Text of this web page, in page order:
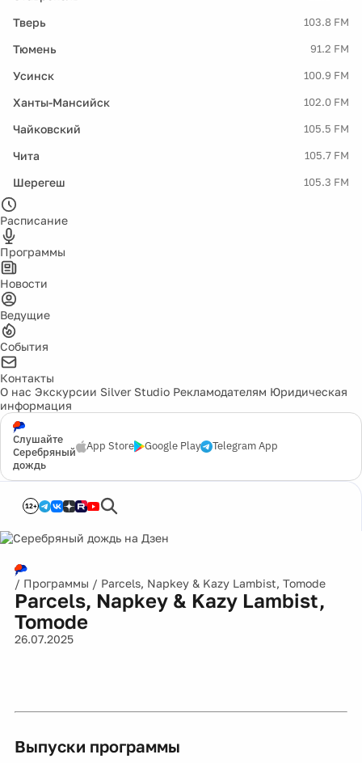
Тверь 103.8 FM
Тюмень 91.2 FM
Усинск 100.9 FM
Ханты-Мансийск 102.0 FM
Чайковский 105.5 FM
Чита 105.7 FM
Шерегеш 105.3 FM
Расписание
Программы
Новости
Ведущие
События
Контакты
О нас Экскурсии Silver Studio Рекламодателям Юридическая
информация
Слушайте
Серебряный
дождь
App Store Google Play Telegram App
12+
/ Программы / Parcels, Napkey & Kazy Lambist, Tomode
Parcels, Napkey & Kazy Lambist,
Tomode
26.07.2025
Выпуски программы